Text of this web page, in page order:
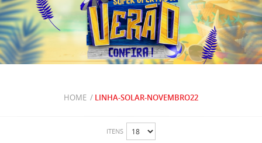
HOME / LINHA-SOLAR-NOVEMBRO22
ITENS